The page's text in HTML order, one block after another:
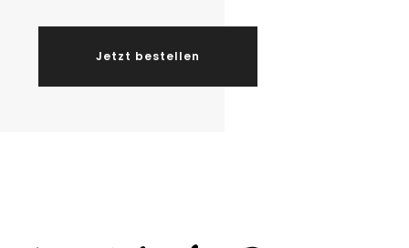
Jetzt bestellen